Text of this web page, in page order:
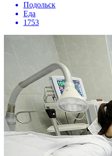
Подольск
Еда
1753